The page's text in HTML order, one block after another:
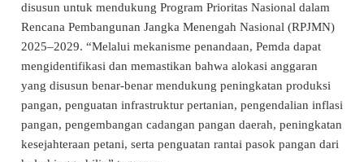
disusun untuk mendukung Program Prioritas Nasional dalam
Rencana Pembangunan Jangka Menengah Nasional (RPJMN)
2025–2029. “Melalui mekanisme penandaan, Pemda dapat
mengidentifikasi dan memastikan bahwa alokasi anggaran
yang disusun benar-benar mendukung peningkatan produksi
pangan, penguatan infrastruktur pertanian, pengendalian inflasi
pangan, pengembangan cadangan pangan daerah, peningkatan
kesejahteraan petani, serta penguatan rantai pasok pangan dari